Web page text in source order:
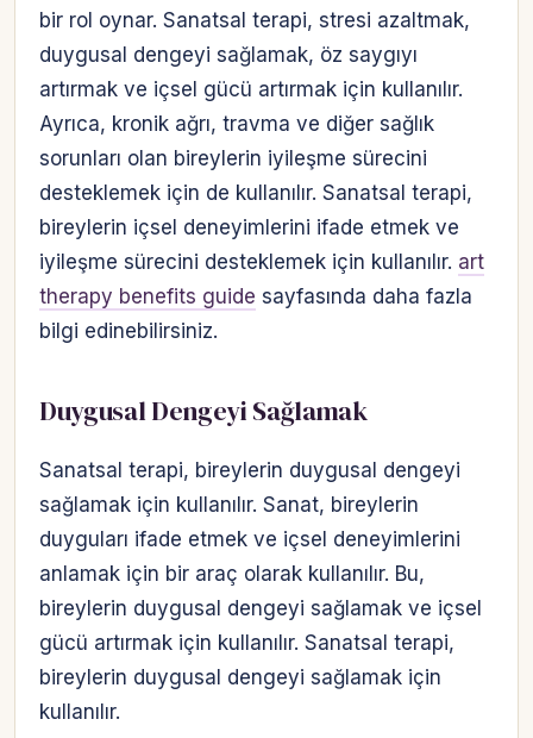
bir rol oynar. Sanatsal terapi, stresi azaltmak,
duygusal dengeyi sağlamak, öz saygıyı
artırmak ve içsel gücü artırmak için kullanılır.
Ayrıca, kronik ağrı, travma ve diğer sağlık
sorunları olan bireylerin iyileşme sürecini
desteklemek için de kullanılır. Sanatsal terapi,
bireylerin içsel deneyimlerini ifade etmek ve
iyileşme sürecini desteklemek için kullanılır. art
therapy benefits guide sayfasında daha fazla
bilgi edinebilirsiniz.
Duygusal Dengeyi Sağlamak
Sanatsal terapi, bireylerin duygusal dengeyi
sağlamak için kullanılır. Sanat, bireylerin
duyguları ifade etmek ve içsel deneyimlerini
anlamak için bir araç olarak kullanılır. Bu,
bireylerin duygusal dengeyi sağlamak ve içsel
gücü artırmak için kullanılır. Sanatsal terapi,
bireylerin duygusal dengeyi sağlamak için
kullanılır.